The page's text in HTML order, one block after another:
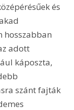
és
hosszabban
adott
káposzta,
szánt fajták